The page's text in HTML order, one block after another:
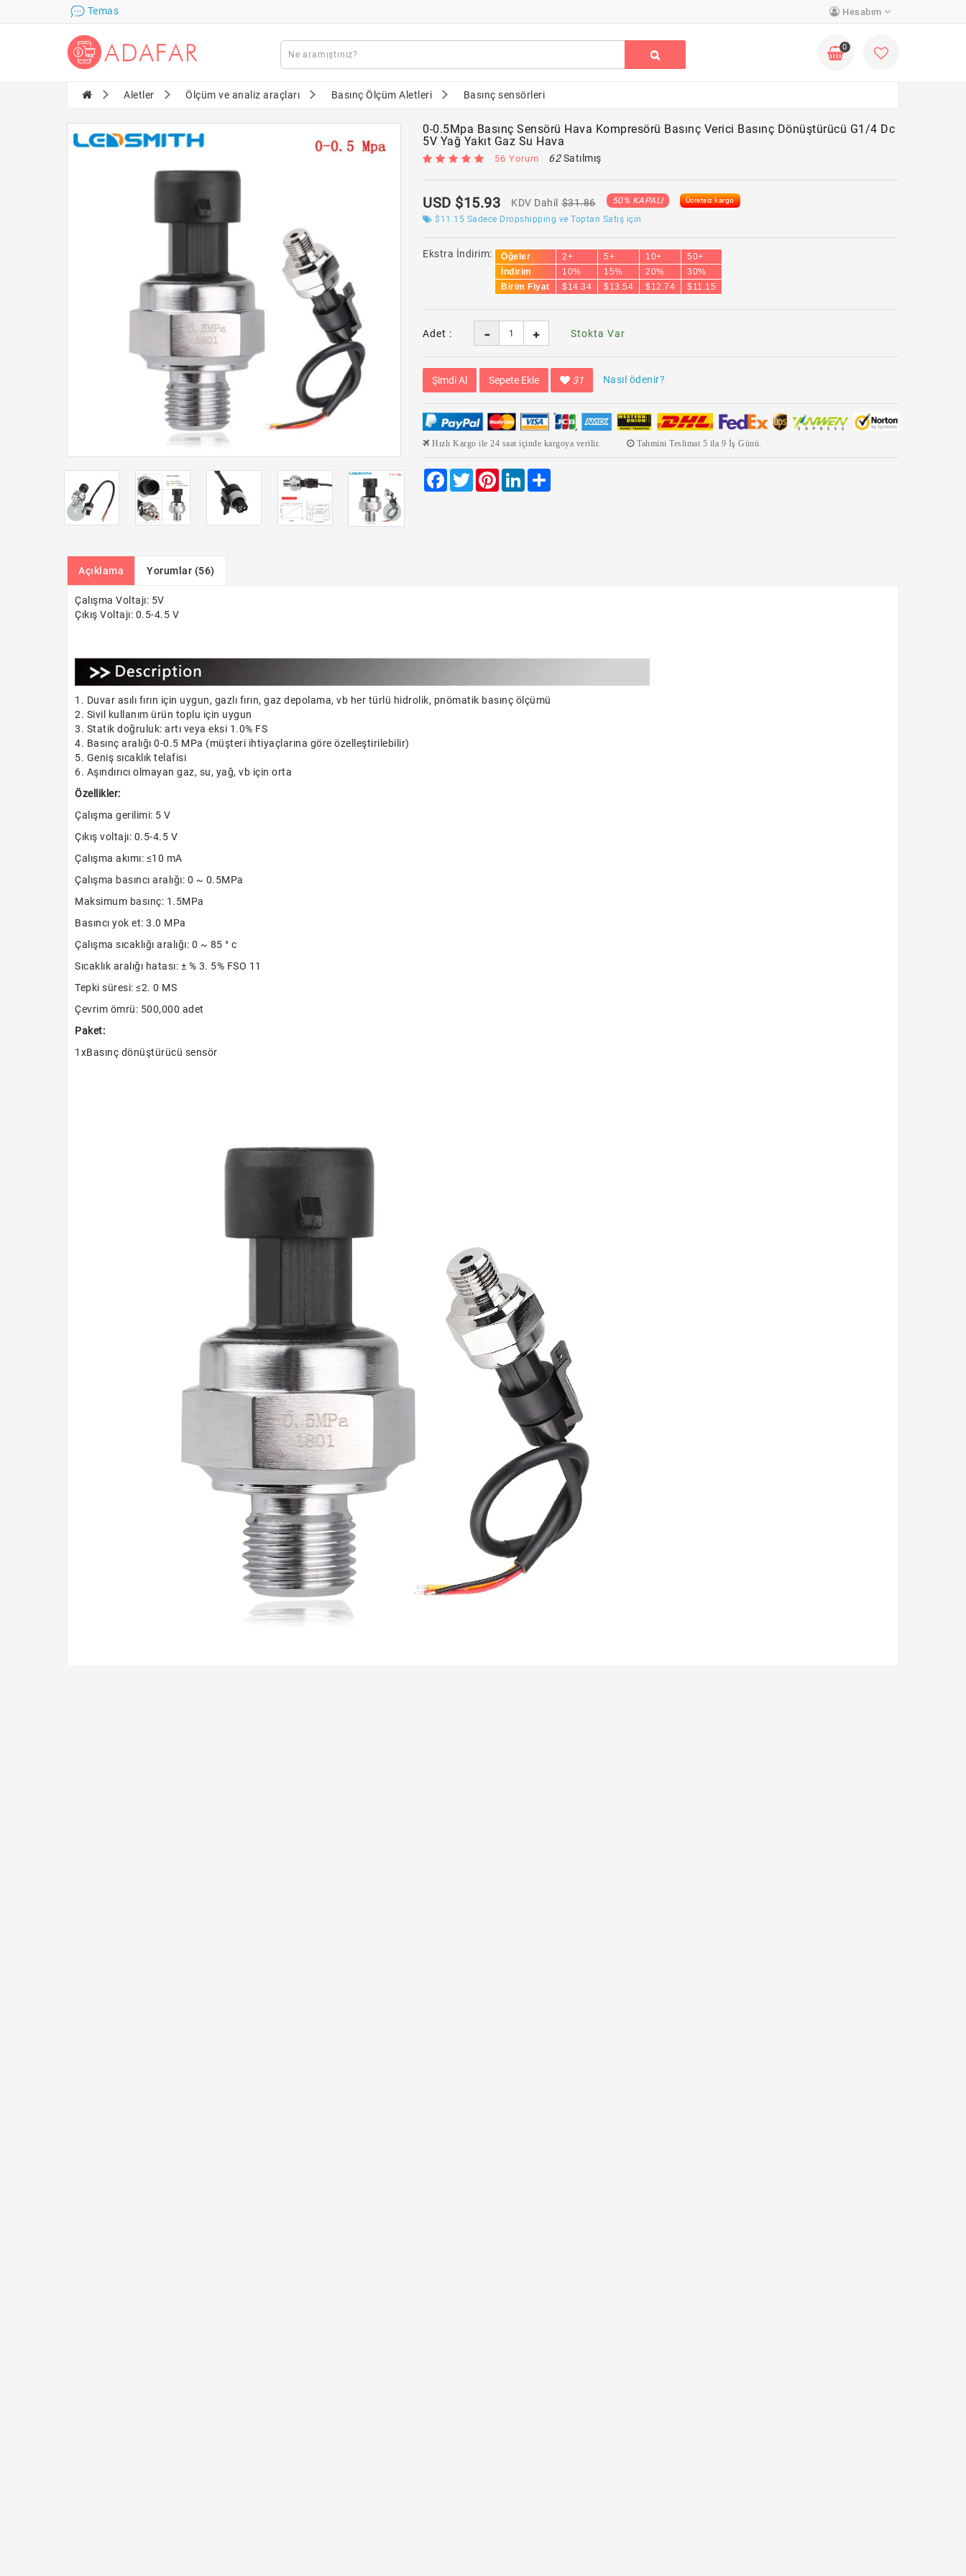
Temas Hesabım
0
Aletler Ölçüm ve analiz araçları Basınç Ölçüm Aletleri Basınç sensörleri
0-0.5Mpa Basınç Sensörü Hava Kompresörü Basınç Verici Basınç Dönüştürücü G1/4 Dc
5V Yağ Yakıt Gaz Su Hava
56 Yorum 62Satılmış
USD $15.93 KDV Dahil $31.86 50% KAPALI Ücretsiz kargo
$11.15 Sadece Dropshipping ve Toptan Satış için
Ekstra İndirim: Öğeler 2+ 5+ 10+
50+
İndirim
10% 15% 20%
30%
Birim Fiyat
$14.34 $13.54 $12.74 $11.15
Adet : Stokta Var
Şimdi Al Sepete Ekle 31 Nasıl ödenir?
Hızlı Kargo ile 24 saat içinde kargoya verilir. Tahmini Teslimat 5 ila 9 İş Günü.
Facebook
TwitterPinterestLinkedIn
Açıklama Yorumlar (56)
Çalışma Voltajı: 5V
Çıkış Voltajı: 0.5-4.5 V
1. Duvar asılı fırın için uygun, gazlı fırın, gaz depolama, vb her türlü hidrolik, pnömatik basınç ölçümü
2. Sivil kullanım ürün toplu için uygun
3. Statik doğruluk: artı veya eksi 1.0% FS
4. Basınç aralığı 0-0.5 MPa (müşteri ihtiyaçlarına göre özelleştirilebilir)
5. Geniş sıcaklık telafisi
6. Aşındırıcı olmayan gaz, su, yağ, vb için orta
Özellikler:
Çalışma gerilimi: 5 V
Çıkış voltajı: 0.5-4.5 V
Çalışma akımı: ≤10 mA
Çalışma basıncı aralığı: 0 ~ 0.5MPa
Maksimum basınç: 1.5MPa
Basıncı yok et: 3.0 MPa
Çalışma sıcaklığı aralığı: 0 ~ 85 ° c
Sıcaklık aralığı hatası: ± % 3. 5% FSO 11
Tepki süresi: ≤2. 0 MS
Çevrim ömrü: 500,000 adet
Paket:
1xBasınç dönüştürücü sensör